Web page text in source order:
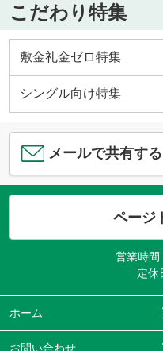
こだわり特集
敷金礼金ゼロ特集
シングル向け特集
メールで共有する
ページ
営業時
定休
ホーム
お問い合わせ